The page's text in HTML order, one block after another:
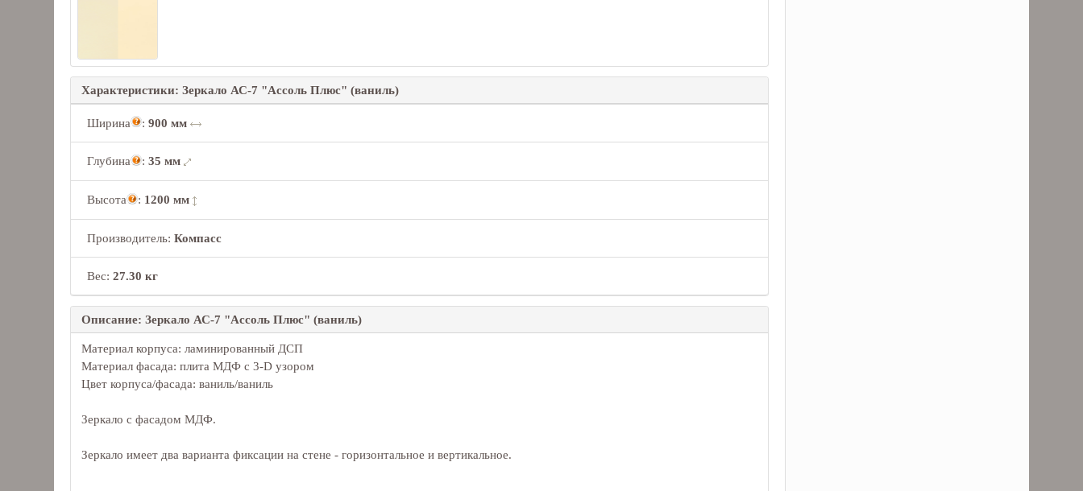
Характеристики: Зеркало АС-7 "Ассоль Плюс" (ваниль)
Ширина :900 мм
Глубина :35 мм
Высота : 1200 мм
Производитель:Компасс
Вес:27.30 кг
Описание: Зеркало АС-7 "Ассоль Плюс" (ваниль)
Материал корпуса: ламинированный ДСП
Материал фасада: плита МДФ с 3-D узором
Цвет корпуса/фасада: ваниль/ваниль
Зеркало с фасадом МДФ.
Зеркало имеет два варианта фиксации на стене - горизонтальное и вертикальное.